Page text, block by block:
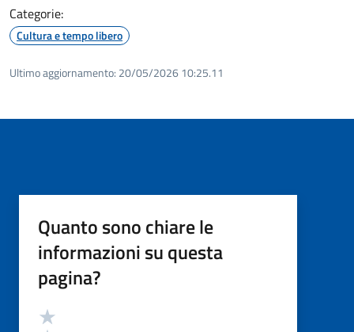
Categorie:
Cultura e tempo libero
Ultimo aggiornamento: 20/05/2026 10:25.11
Quanto sono chiare le
informazioni su questa
pagina?
Valutazione